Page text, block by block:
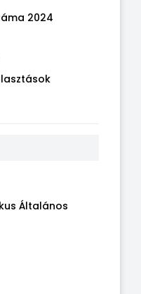
2024
Általános